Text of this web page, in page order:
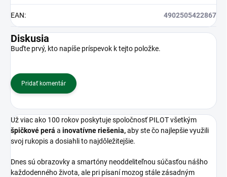
EAN: 4902505422867
Diskusia
Buďte prvý, kto napíše príspevok k tejto položke.
Pridať komentár
Už viac ako 100 rokov poskytuje spoločnosť PILOT všetkým
špičkové perá a inovatívne riešenia,aby ste čo najlepšie využili
svoj rukopis a dosiahli to najdôležitejšie.
Dnes sú obrazovky a smartóny neoddeliteľnou súčasťou nášho
každodenného života, ale pri písaní mozog stále zásadným